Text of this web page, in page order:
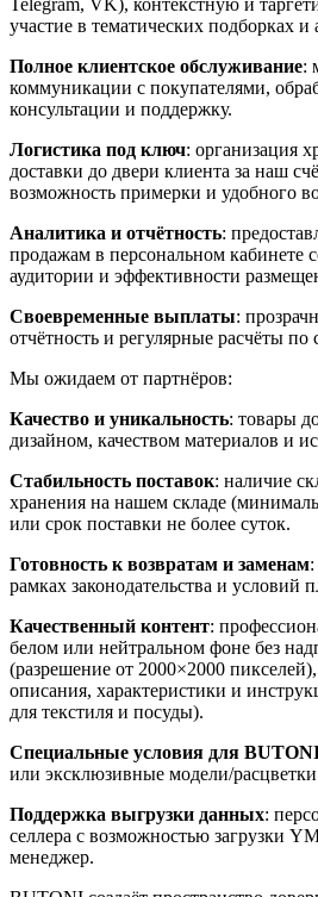
Telegram, VK), контекстную и
участие в тематических подборках и
Полное клиентское обслуживание:
коммуникации с покупателями,
консультации и поддержку.
Логистика под ключ: организация
доставки до двери клиента за наш
возможность примерки и удобного
Аналитика и отчётность:
продажам в персональном кабинете
аудитории и эффективности
Своевременные выплаты:
отчётность и регулярные расчёты по
Мы ожидаем от партнёров:
Качество и уникальность: товары
дизайном, качеством материалов и
Стабильность поставок: наличие
хранения на нашем складе
или срок поставки не более суток.
Готовность к возвратам и заменам
рамках законодательства и условий
Качественный контент:
белом или нейтральном фоне без
(разрешение от 2000×2000
описания, характеристики и
для текстиля и посуды).
Специальные условия для
или эксклюзивные модели/
Поддержка выгрузки данных:
селлера с возможностью загрузки
менеджер.